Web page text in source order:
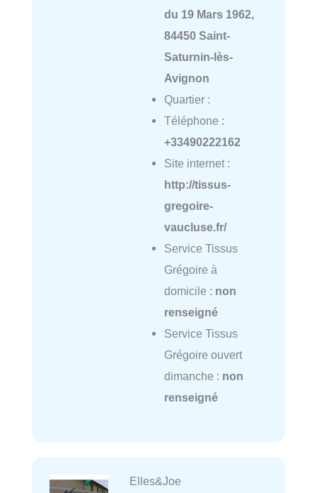
du 19 Mars 1962,
84450 Saint-
Saturnin-lès-
Avignon
Quartier :
Téléphone :
+33490222162
Site internet :
http://tissus-
gregoire-
vaucluse.fr/
Service Tissus
Grégoire à
domicile : non
renseigné
Service Tissus
Grégoire ouvert
dimanche : non
renseigné
Elles&Joe